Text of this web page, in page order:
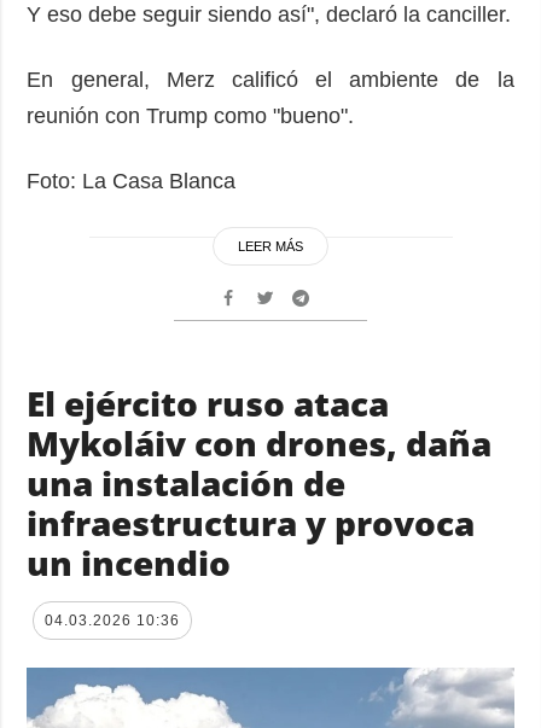
Y eso debe seguir siendo así", declaró la canciller.
En general, Merz calificó el ambiente de la
reunión con Trump como "bueno".
Foto: La Casa Blanca
LEER MÁS
El ejército ruso ataca
Mykoláiv con drones, daña
una instalación de
infraestructura y provoca
un incendio
04.03.2026 10:36